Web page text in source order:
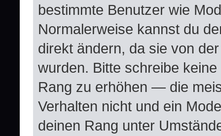
bestimmte Benutzer wie
Normalerweise kannst du
direkt ändern, da sie von
wurden. Bitte schreibe
Rang zu erhöhen — die
Verhalten nicht und ein
deinen Rang unter